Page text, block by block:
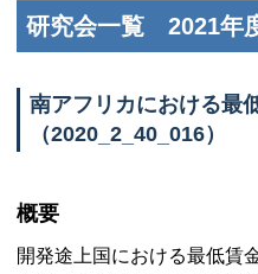
研究会一覧 2021年
南アフリカにおける最
（2020_2_40_016）
概要
開発途上国における最低賃